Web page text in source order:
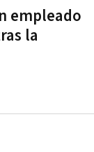
empleado
la